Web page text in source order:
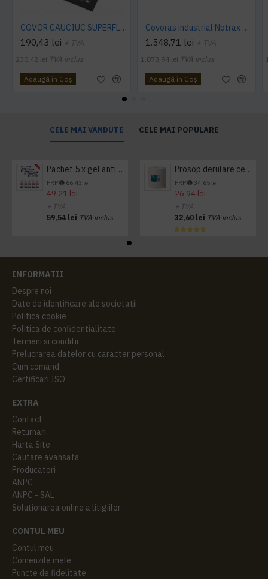
COVOR CAUCIUC SUPERFLOW
190,43 lei + TVA
230,42 lei TVA inclus
Adaugă în Coş
Covoras industrial Notrax 489 Cushion Flex®, 91 x 210 cm
1.548,71 lei + TVA
1.873,94 lei TVA inclus
Adaugă în Coş
CELE MAI VANDUTE CELE MAI POPULARE
Pachet 5 x gel antibacterian 50ml si 3 x Servetele antibacteriene 48 buc Hygienium
PRP 66,43 lei
49,21 lei
+ TVA
59,54 lei TVA inclus
Prosop derulare centrala 1 pliu, 300 m Tork
PRP 34,65 lei
26,94 lei
+ TVA
32,60 lei TVA inclus
INFORMATII
Despre noi
Date de identificare ale societatii
Politica cookie
Politica de confidentialitate
Termeni si conditii
Prelucrarea datelor cu caracter personal
Cum comand
Certificari ISO
EXTRA
Contact
Returnari
Harta Site
Cautare avansata
Producatori
ANPC
ANPC - SAL
Solutionarea online a litigiilor
CONTUL MEU
Contul meu
Comenzile mele
Puncte de fidelitate